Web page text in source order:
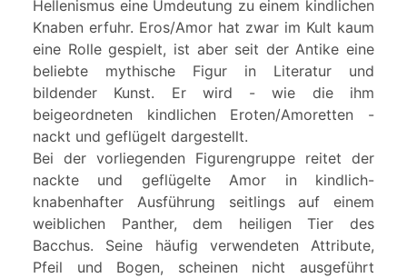
Hellenismus eine Umdeutung zu einem kindlichen
Knaben erfuhr. Eros/Amor hat zwar im Kult kaum
eine Rolle gespielt, ist aber seit der Antike eine
beliebte mythische Figur in Literatur und
bildender Kunst. Er wird - wie die ihm
beigeordneten kindlichen Eroten/Amoretten -
nackt und geflügelt dargestellt.
Bei der vorliegenden Figurengruppe reitet der
nackte und geflügelte Amor in kindlich-
knabenhafter Ausführung seitlings auf einem
weiblichen Panther, dem heiligen Tier des
Bacchus. Seine häufig verwendeten Attribute,
Pfeil und Bogen, scheinen nicht ausgeführt